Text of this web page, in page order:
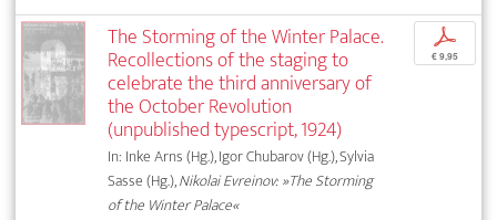
The Storming of the Winter Palace.
Recollections of the staging to
celebrate the third anniversary of
the October Revolution
(unpublished typescript, 1924)
In: Inke Arns (Hg.), Igor Chubarov (Hg.), Sylvia
Sasse (Hg.),Nikolai Evreinov: »The Storming
of the Winter Palace«
p
€ 9,95